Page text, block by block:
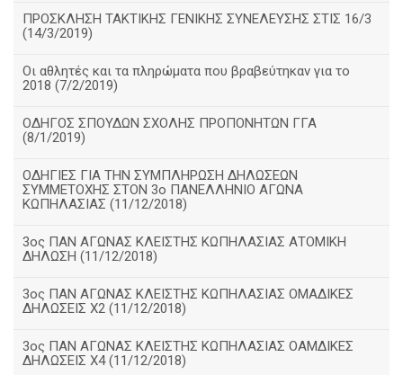
ΠΡΟΣΚΛΗΣΗ ΤΑΚΤΙΚΗΣ ΓΕΝΙΚΗΣ ΣΥΝΕΛΕΥΣΗΣ ΣΤΙΣ 16/3
(14/3/2019)
Οι αθλητές και τα πληρώματα που βραβεύτηκαν για το
2018 (7/2/2019)
ΟΔΗΓΟΣ ΣΠΟΥΔΩΝ ΣΧΟΛΗΣ ΠΡΟΠΟΝΗΤΩΝ ΓΓΑ
(8/1/2019)
ΟΔΗΓΙΕΣ ΓΙΑ ΤΗΝ ΣΥΜΠΛΗΡΩΣΗ ΔΗΛΩΣΕΩΝ
ΣΥΜΜΕΤΟΧΗΣ ΣΤΟΝ 3ο ΠΑΝΕΛΛΗΝΙΟ ΑΓΩΝΑ
ΚΩΠΗΛΑΣΙΑΣ (11/12/2018)
3ος ΠΑΝ ΑΓΩΝΑΣ ΚΛΕΙΣΤΗΣ ΚΩΠΗΛΑΣΙΑΣ ΑΤΟΜΙΚΗ
ΔΗΛΩΣΗ (11/12/2018)
3ος ΠΑΝ ΑΓΩΝΑΣ ΚΛΕΙΣΤΗΣ ΚΩΠΗΛΑΣΙΑΣ ΟΜΑΔΙΚΕΣ
ΔΗΛΩΣΕΙΣ Χ2 (11/12/2018)
3ος ΠΑΝ ΑΓΩΝΑΣ ΚΛΕΙΣΤΗΣ ΚΩΠΗΛΑΣΙΑΣ ΟΑΜΔΙΚΕΣ
ΔΗΛΩΣΕΙΣ Χ4 (11/12/2018)